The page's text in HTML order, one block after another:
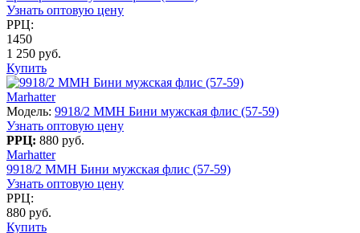
Узнать оптовую цену
РРЦ:
1450
1 250 руб.
Купить
Marhatter
Модель: 9918/2 MMH Бини мужская флис (57-59)
Узнать оптовую цену
РРЦ: 880 руб.
Marhatter
9918/2 MMH Бини мужская флис (57-59)
Узнать оптовую цену
РРЦ:
880 руб.
Купить